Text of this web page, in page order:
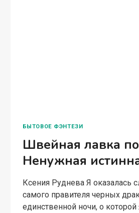
БЫТОВОЕ ФЭНТЕЗИ
Швейная лавка
Ненужная
Ксения Руднева Я оказалась
самого правителя черных
единственной ночи, о которой